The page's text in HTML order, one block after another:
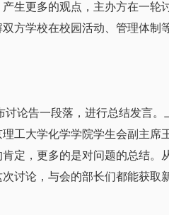
更多的观点，主办方在一轮
方学校在校园活动、管理体制
告一段落，进行总结发言。
工大学化学学院学生会副主席
定，更多的是对问题的总结
讨论，与会的部长们都能获取